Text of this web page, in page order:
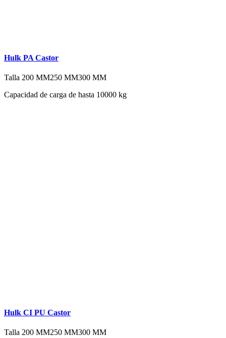
Hulk PA Castor
Talla 200 MM250 MM300 MM
Capacidad de carga de hasta 10000 kg
Hulk CI PU Castor
Talla 200 MM250 MM300 MM